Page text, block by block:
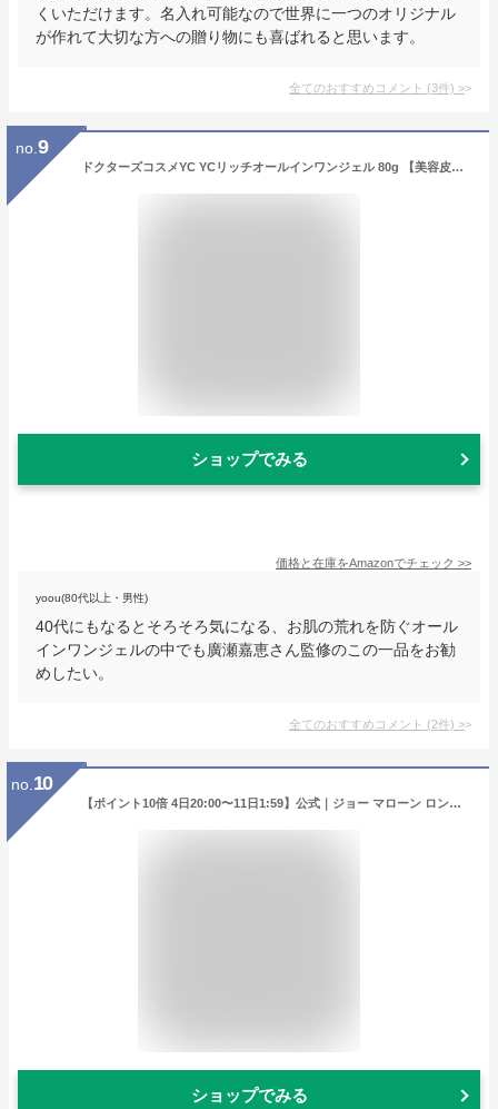
くいただけます。名入れ可能なので世界に一つのオリジナル
が作れて大切な方への贈り物にも喜ばれると思います。
全てのおすすめコメント (3件) >
no. 9
ドクターズコスメYC YCリッチオールインワンジェル 80g 【美容皮膚科 銀座よしえ クリニック 廣瀬嘉恵 監修 日本製 乾燥肌 敏感肌 肌荒れ 保湿 スキンケア 化粧品 ギフト プレゼント】
ショップでみる
価格と在庫をAmazonでチェック >>
yoou(80代以上・男性)
40代にもなるとそろそろ気になる、お肌の荒れを防ぐオール
インワンジェルの中でも廣瀬嘉恵さん監修のこの一品をお勧
めしたい。
全てのおすすめコメント (2件) >
no. 10
【ポイント10倍 4日20:00〜11日1:59】公式｜ジョー マローン ロンドン イングリッシュ ペアー ＆ フリージア ボディ クレーム 50mL（ギフトボックス入り）｜ジョーマローン ボディクリーム いい香り ギフト 送料無料 プレゼント 贈り物 おすすめ プチギフト 誕生日
ショップでみる